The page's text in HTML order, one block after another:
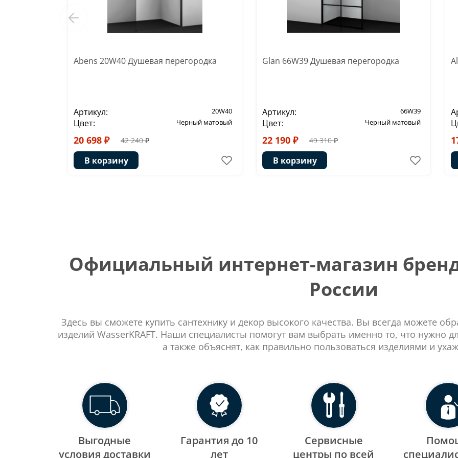
Abens 20W40 Душевая перегородка
Артикул: 20W40
Цвет: Черный матовый
20 698 ₽ 42 240 ₽
В корзину
Glan 66W39 Душевая перегородка
Артикул: 66W39
Цвет: Черный матовый
22 190 ₽ 49 310 ₽
В корзину
Официальный интернет-магазин
России
Здесь вы сможете купить сантехнику и декор высокого качества. Вы всегда можете
изделий WasserKRAFT. Наши специалисты помогут вам выбрать именно то, что нужно
а также объяснят, как правильно пользоваться изделиями и
Выгодные
уcловия доставки
Гарантия до 10
лет
Сервисные
центры по всей